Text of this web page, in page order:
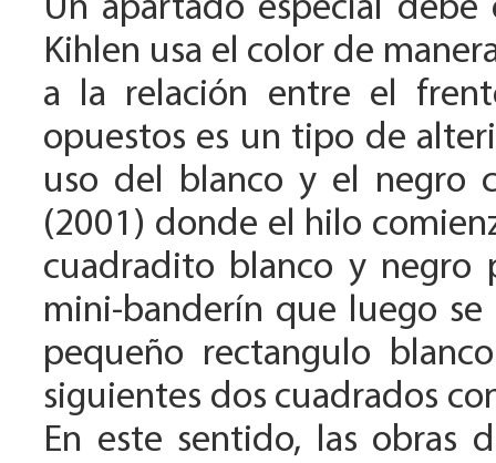
Un apartado especial
Kihlen usa el color de
a la relación entre el
opuestos es un tipo de
uso del blanco y el negro
(2001) donde el hilo
cuadradito blanco y negro
mini-banderín que luego
pequeño rectangulo
siguientes dos cuadrados
En este sentido, las obras